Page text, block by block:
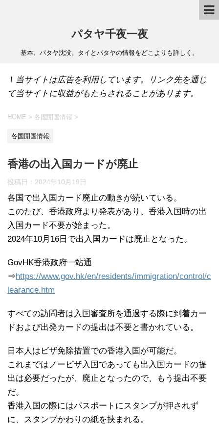
パタヤ千夜一夜
基本、パタヤ沈没。タイとパタヤの情報をどこよりも詳しく。
！ 当サイトは広告を利用しています。リンク先を通じ
て当サイトに収益がもたらされることがあります。
HOME > 各国開国情報 >
各国開国情報
香港の出入国カードが廃止
投稿日： 2024年10月19日
各国で出入国カード廃止の動きが続いている。
このたび、香港政府より発表があり、香港入国時の出
入国カード不要が始まった。
2024年10月16日で出入国カードは廃止となった。
GovHK香港政府一站通
⇒https://www.gov.hk/en/residents/immigration/control/c
learance.htm
すべての訪問者は入国審査所を通過する際に到着カー
ドおよび出発カードの提出は不要と書かれている。
日本人はビザ免除措置での香港入国が可能だ。
これまではノービザ入国であっても出入国カードの提
出は必要だったが、廃止となったので、もう提出不要
だ。
香港入国の際にはパスポートにスタンプが押されず
に、スタンプかわりの紙を挟まれる。